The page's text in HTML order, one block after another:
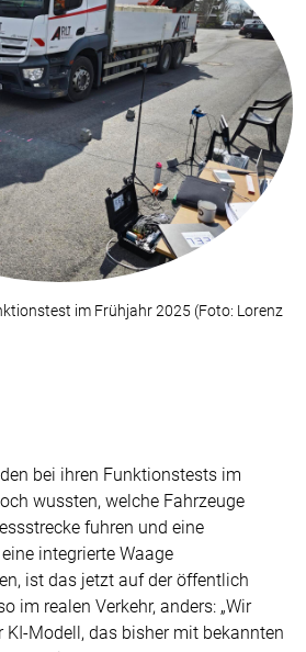
im Frühjahr 2025 (Foto: Lorenz
bei ihren Funktionstests im
wussten, welche Fahrzeuge
fuhren und eine
integrierte Waage
ist das jetzt auf der öffentlich
im realen Verkehr, anders: „Wir
KI-Modell, das bisher mit bekannten